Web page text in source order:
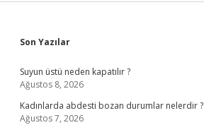
Sidebar
Son Yazılar
Suyun üstü neden kapatılır ?
Ağustos 8, 2026
Kadınlarda abdesti bozan durumlar nelerdir ?
Ağustos 7, 2026